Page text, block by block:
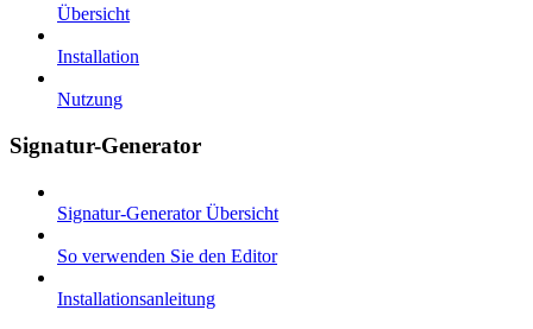
Übersicht
Installation
Nutzung
Signatur-Generator
Signatur-Generator Übersicht
So verwenden Sie den Editor
Installationsanleitung